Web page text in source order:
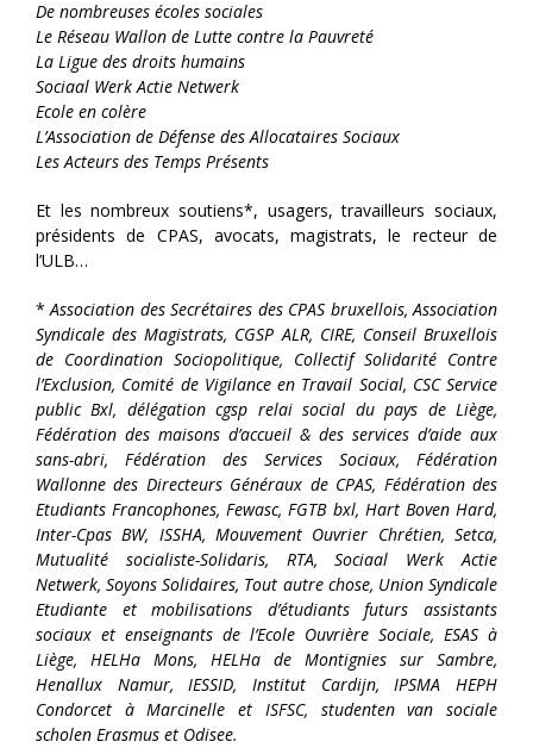
De nombreuses écoles sociales
Le Réseau Wallon de Lutte contre la Pauvreté
La Ligue des droits humains
Sociaal Werk Actie Netwerk
Ecole en colère
L’Association de Défense des Allocataires Sociaux
Les Acteurs des Temps Présents
Et les nombreux soutiens*, usagers, travailleurs sociaux,
présidents de CPAS, avocats, magistrats, le recteur de
l’ULB…
*Association des Secrétaires des CPAS bruxellois, Association
Syndicale des Magistrats, CGSP ALR, CIRE, Conseil Bruxellois
de Coordination Sociopolitique, Collectif Solidarité Contre
l’Exclusion, Comité de Vigilance en Travail Social, CSC Service
public Bxl, délégation cgsp relai social du pays de Liège,
Fédération des maisons d’accueil & des services d’aide aux
sans-abri, Fédération des Services Sociaux, Fédération
Wallonne des Directeurs Généraux de CPAS, Fédération des
Etudiants Francophones, Fewasc, FGTB bxl, Hart Boven Hard,
Inter-Cpas BW, ISSHA, Mouvement Ouvrier Chrétien, Setca,
Mutualité socialiste-Solidaris, RTA, Sociaal Werk Actie
Netwerk, Soyons Solidaires, Tout autre chose, Union Syndicale
Etudiante et mobilisations d’étudiants futurs assistants
sociaux et enseignants de l’Ecole Ouvrière Sociale, ESAS à
Liège, HELHa Mons, HELHa de Montignies sur Sambre,
Henallux Namur, IESSID, Institut Cardijn, IPSMA HEPH
Condorcet à Marcinelle et ISFSC, studenten van sociale
scholen Erasmus et Odisee.